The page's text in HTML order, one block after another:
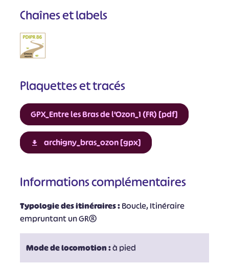
Chaînes et labels
Plaquettes et tracés
GPX_Entre les Bras de l’Ozon_1 (FR) [pdf]
archigny_bras_ozon [gpx]
Informations complémentaires
Typologie des itinéraires :Boucle, Itinéraire
empruntant un GR®
Mode de locomotion :à pied